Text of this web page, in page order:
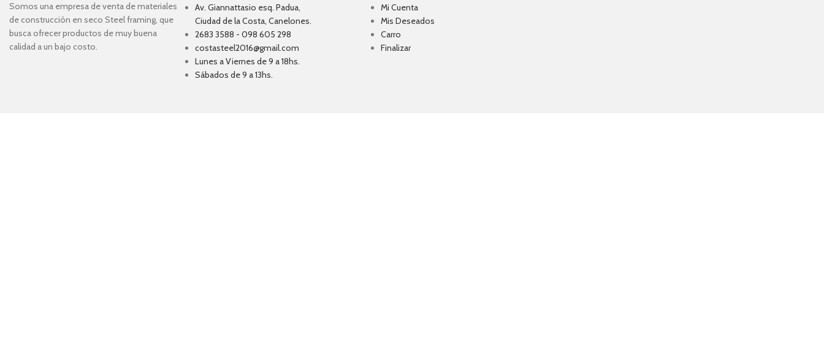
Somos una empresa de venta de materiales
de construcción en seco Steel framing, que
busca ofrecer productos de muy buena
calidad a un bajo costo.
Av. Giannattasio esq. Padua,
Ciudad de la Costa, Canelones.
2683 3588 - 098 605 298
costasteel2016@gmail.com
Lunes a Viernes de 9 a 18hs.
Sábados de 9 a 13hs.
Mi Cuenta
Mis Deseados
Carro
Finalizar